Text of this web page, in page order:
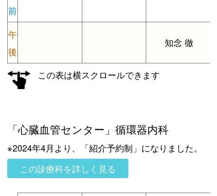
前
午
後
知念 徹
この表は横スクロールできます
「心臓血管センター」循環器内科
※2024年4月より、「紹介予約制」になりました。
この診療科を詳しく見る